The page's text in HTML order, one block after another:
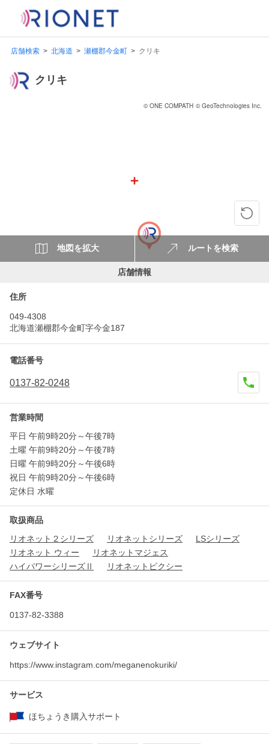
店舗検索 北海道 瀬棚郡今金町 クリキ
クリキ
© ONE COMPATH © GeoTechnologies Inc.
地図を拡大 ルートを検索
店舗情報
住所
049-4308
北海道瀬棚郡今金町字今金187
電話番号
0137-82-0248
営業時間
平日 午前9時20分～午後7時
土曜 午前9時20分～午後7時
日曜 午前9時20分～午後6時
祝日 午前9時20分～午後6時
定休日 水曜
取扱商品
リオネット２シリーズ
リオネットシリーズ
LSシリーズ
リオネット ウィー
リオネットマジェス
ハイパワーシリーズⅡ
リオネットピクシー
FAX番号
0137-82-3388
ウェブサイト
https://www.instagram.com/meganenokuriki/
サービス
ほちょうき購入サポート